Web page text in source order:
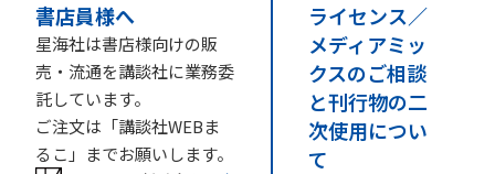
書店員様へ
星海社は書店様向けの販
売・流通を講談社に業務委
託しています。
ご注文は「講談社WEBま
るこ」までお願いします。
ライセンス／
メディアミッ
クスのご相談
と刊行物の二
次使用につい
て